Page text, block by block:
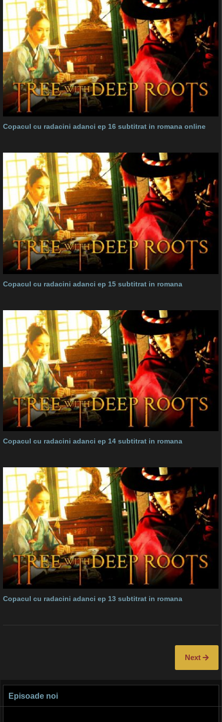
Copacul cu radacini adanci ep 16 subtitrat in romana online
Copacul cu radacini adanci ep 15 subtitrat in romana
Copacul cu radacini adanci ep 14 subtitrat in romana
Copacul cu radacini adanci ep 13 subtitrat in romana
Next
Episoade noi